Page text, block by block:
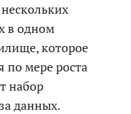
в одном
которое
по мере роста
набор
данных.